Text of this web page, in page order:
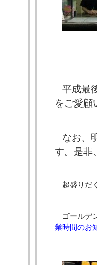
平成最
をご愛顧
なお、
す。是非
超盛りだ
ゴールデ
業時間のお